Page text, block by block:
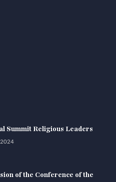
Summit Religious Leaders
of the Conference of the